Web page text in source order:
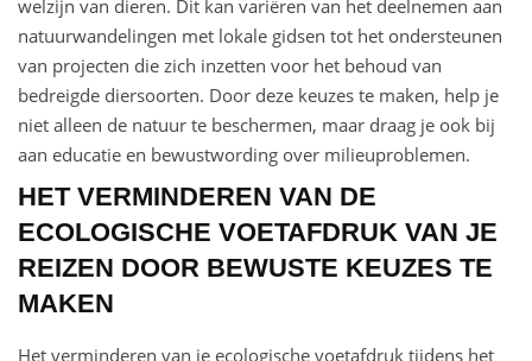
welzijn van dieren. Dit kan variëren van het deelnemen aan
natuurwandelingen met lokale gidsen tot het ondersteunen
van projecten die zich inzetten voor het behoud van
bedreigde diersoorten. Door deze keuzes te maken, help je
niet alleen de natuur te beschermen, maar draag je ook bij
aan educatie en bewustwording over milieuproblemen.
HET VERMINDEREN VAN DE
ECOLOGISCHE VOETAFDRUK VAN JE
REIZEN DOOR BEWUSTE KEUZES TE
MAKEN
Het verminderen van je ecologische voetafdruk tijdens het